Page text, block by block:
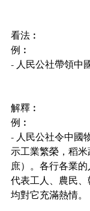
看法︰
例︰
- 人民公社帶領中
解釋︰
例︰
- 人民公社令中國
示工業繁榮，稻
庶）。各行各業
代表工人、農民、
均對它充滿熱情。